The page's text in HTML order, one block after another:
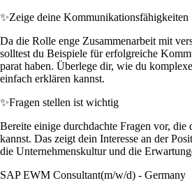
✨Zeige deine Kommunikationsfähigkeiten
Da die Rolle enge Zusammenarbeit mit
solltest du Beispiele für erfolgreiche
parat haben. Überlege dir, wie du
einfach erklären kannst.
✨Fragen stellen ist wichtig
Bereite einige durchdachte Fragen vor, die
kannst. Das zeigt dein Interesse an der
die Unternehmenskultur und die
SAP EWM Consultant(m/w/d) - Germany